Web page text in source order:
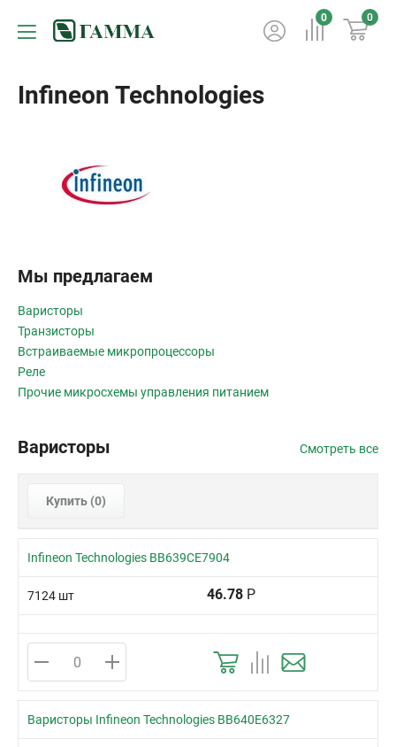
0 0
Infineon Technologies
Мы предлагаем
Варисторы
Транзисторы
Встраиваемые микропроцессоры
Реле
Прочие микросхемы управления питанием
Варисторы Смотреть все
Купить (0)
Infineon Technologies BB639CE7904
7124 шт 46.78 Р
Варисторы Infineon Technologies BB640E6327